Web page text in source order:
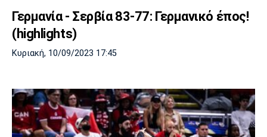
Γερμανία - Σερβία 83-77: Γερμανικό έπος!
(highlights)
Κυριακή, 10/09/2023 17:45